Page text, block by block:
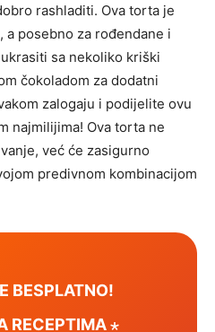
rashladiti. Ova torta je
a posebno za rođendane i
sa nekoliko kriški
čokoladom za dodatni
zalogaju i podijelite ovu
najmilijima! Ova torta ne
već će zasigurno
predivnom kombinacijom
BESPLATNO!
RECEPTIMA ⋆